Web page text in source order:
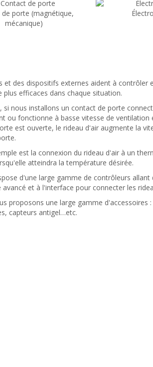
de porte (magnétique,
mécanique)
et des dispositifs externes aident à
plus efficaces dans chaque situation.
si nous installons un contact de porte
ou fonctionne à basse vitesse de
est ouverte, le rideau d'air augmente la
est la connexion du rideau d'air à un
atteindra la température désirée.
d'une large gamme de contrôleurs
et à l'interface pour connecter les
proposons une large gamme
capteurs antigel…etc.